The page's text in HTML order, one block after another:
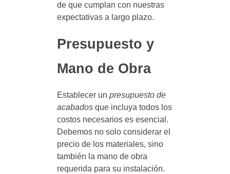
de que cumplan con nuestras
expectativas a largo plazo.
Presupuesto y
Mano de Obra
Establecer un presupuesto de
acabadosque incluya todos los
costos necesarios es esencial.
Debemos no solo considerar el
precio de los materiales, sino
también la mano de obra
requerida para su instalación.